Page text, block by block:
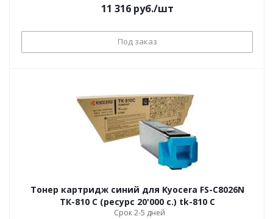
11 316руб./шт
Под заказ
Тонер картридж синий для Kyocera FS-C8026N
ТК-810 C (ресурс 20'000 c.) tk-810 C
Срок 2-5 дней